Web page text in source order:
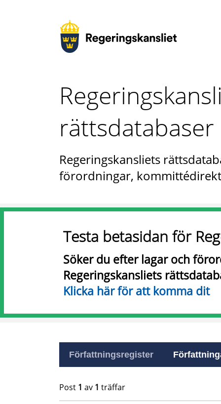
rättsdatabaser
Regeringskansliets
förordningar,
Testa betasidan för
Söker du efter lagar och
Regeringskansliets
Klicka här för att komma dit
Författningsregister
Post 1 av 1 träffar